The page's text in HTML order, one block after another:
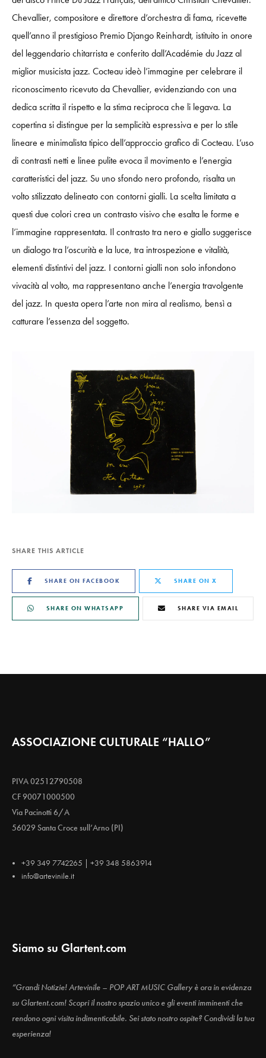
Chevallier, compositore e direttore d’orchestra di fama, ricevette
quell’anno il prestigioso Premio Django Reinhardt, istituito in onore
del leggendario chitarrista e conferito dall’Académie du Jazz al
miglior musicista jazz. Cocteau ideò l’immagine per celebrare il
riconoscimento ricevuto da Chevallier, evidenziando con una
dedica scritta il rispetto e la stima reciproca che li legava. La
copertina si distingue per la semplicità espressiva e per lo stile
lineare e minimalista tipico dell’approccio grafico di Cocteau. L’uso
di contrasti netti e linee pulite evoca il movimento e l’energia
caratteristici del jazz. Su uno sfondo nero profondo, risalta un
volto stilizzato delineato con contorni gialli. La scelta limitata a
questi due colori crea un contrasto visivo che esalta le forme e
l’immagine rappresentata. Il contrasto tra nero e giallo suggerisce
un dialogo tra l’oscurità e la luce, tra introspezione e vitalità,
elementi distintivi del jazz. I contorni gialli non solo infondono
vivacità al volto, ma rappresentano anche l’energia travolgente
del jazz. In questa opera l’arte non mira al realismo, bensì a
catturare l’essenza del soggetto.
SHARE THIS ARTICLE
SHARE ON FACEBOOK SHARE ON X
SHARE ON WHATSAPP SHARE VIA EMAIL
ASSOCIAZIONE CULTURALE “HALLO”
PIVA 02512790508
CF 90071000500
Via Pacinotti 6/A
56029 Santa Croce sull’Arno (PI)
+39 349 7742265 | +39 348 5863914
info@artevinile.it
Siamo su Glartent.com
“Grandi Notizie! Artevinile – POP ART MUSIC Gallery è ora in evidenza
su Glartent.com! Scopri il nostro spazio unico e gli eventi imminenti che
rendono ogni visita indimenticabile. Sei stato nostro ospite? Condividi la tua
esperienza!